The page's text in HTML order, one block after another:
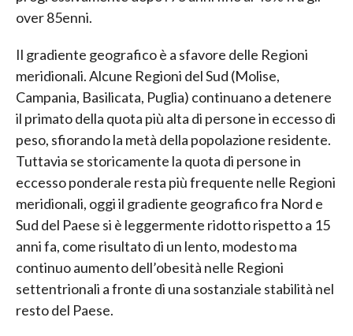
over 85enni.
Il gradiente geografico è a sfavore delle Regioni
meridionali. Alcune Regioni del Sud (Molise,
Campania, Basilicata, Puglia) continuano a detenere
il primato della quota più alta di persone in eccesso di
peso, sfiorando la metà della popolazione residente.
Tuttavia se storicamente la quota di persone in
eccesso ponderale resta più frequente nelle Regioni
meridionali, oggi il gradiente geografico fra Nord e
Sud del Paese si è leggermente ridotto rispetto a 15
anni fa, come risultato di un lento, modesto ma
continuo aumento dell’obesità nelle Regioni
settentrionali a fronte di una sostanziale stabilità nel
resto del Paese.